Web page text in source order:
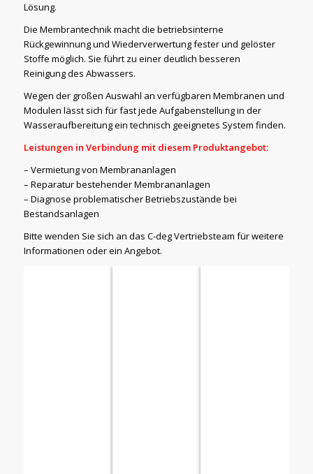
Lösung.
Die Membrantechnik macht die betriebsinterne
Rückgewinnung und Wiederverwertung fester und gelöster
Stoffe möglich. Sie führt zu einer deutlich besseren
Reinigung des Abwassers.
Wegen der großen Auswahl an verfügbaren Membranen und
Modulen lässt sich für fast jede Aufgabenstellung in der
Wasseraufbereitung ein technisch geeignetes System finden.
Leistungen in Verbindung mit diesem Produktangebot:
– Vermietung von Membrananlagen
– Reparatur bestehender Membrananlagen
– Diagnose problematischer Betriebszustände bei
Bestandsanlagen
Bitte wenden Sie sich an das C-deg Vertriebsteam für weitere
Informationen oder ein Angebot.